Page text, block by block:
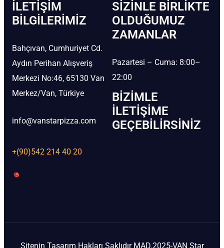
İLETIŞIM
BİLGILERIMIZ
Bahçıvan, Cumhuriyet Cd.
Aydın Perihan Alışveriş
Merkezi No:46, 65130 Van
Merkez/Van, Türkiye
info@vanstarpizza.com
+(90)542 214 40 20
SIZINLE BIRLIKTE
OLDUĞUMUZ
ZAMANLAR
Pazartesi – Cuma: 8:00–
22:00
BIZIMLE
İLETIŞIME
GEÇEBILIRSINIZ
Sitenin Tasarım Hakları Saklıdır MAD.2025-VAN Star